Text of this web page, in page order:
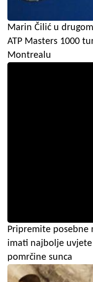
Marin Čilić u
ATP Masters 1000
Montrealu
Pripremite posebne
imati najbolje
pomrčine sunca